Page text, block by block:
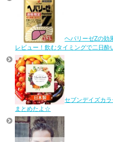
ヘパリーゼZの効
レビュー！飲むタイミングで二日酔
セブンデイズカ
まとめたよ☆